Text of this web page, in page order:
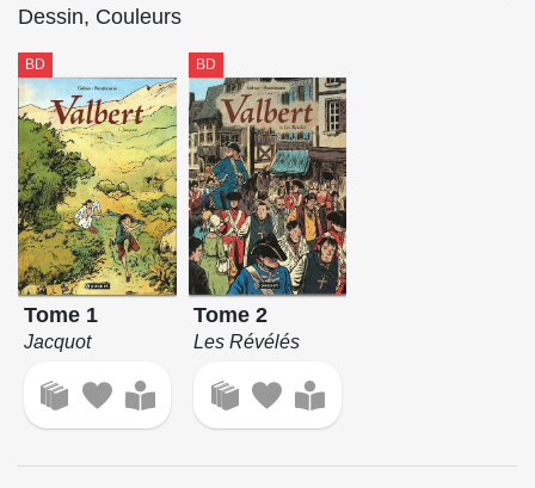
Dessin, Couleurs
BD
Tome 1
Jacquot
BD
Tome 2
Les Révélés